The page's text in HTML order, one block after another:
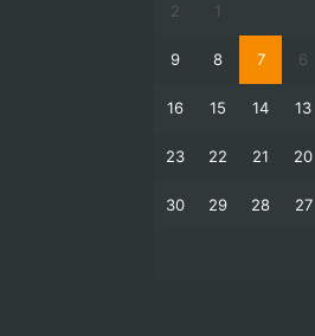
1
2
6
7
8
9
13
14
15
16
20
21
22
23
27
28
29
30